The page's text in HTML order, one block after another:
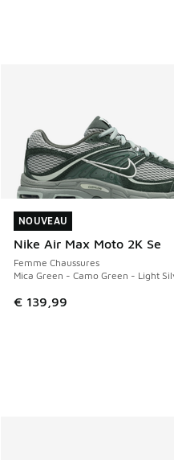
NOUVEAU
Nike Air Max Moto 2K Se
Femme Chaussures
Mica Green - Camo Green - Light
€ 139,99
NOUVEAU